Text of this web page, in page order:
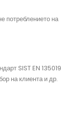
потреблението на
SIST EN 135019
на клиента и др.